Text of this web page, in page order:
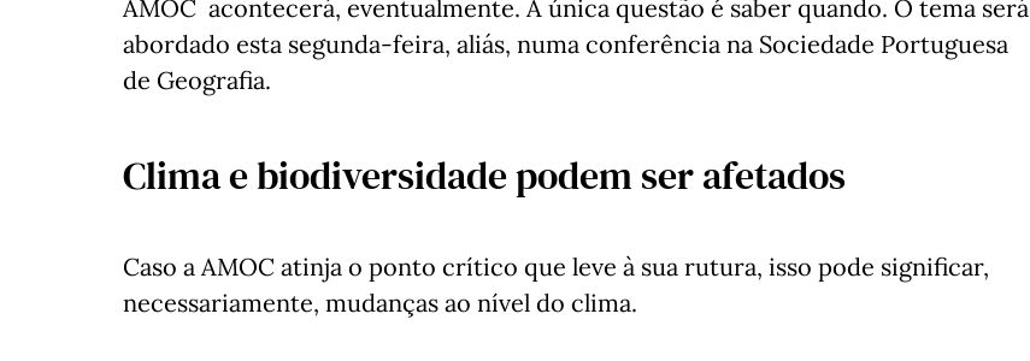
AMOC acontecerá, eventualmente. A única questão é saber quando. O tema será
abordado esta segunda-feira, aliás, numa conferência na Sociedade Portuguesa
de Geografia.
Clima e biodiversidade podem ser afetados
Caso a AMOC atinja o ponto crítico que leve à sua rutura, isso pode significar,
necessariamente, mudanças ao nível do clima.